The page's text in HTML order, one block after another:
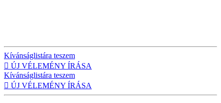
Kívánságlistára teszem
 ÚJ VÉLEMÉNY ÍRÁSA
Kívánságlistára teszem
 ÚJ VÉLEMÉNY ÍRÁSA